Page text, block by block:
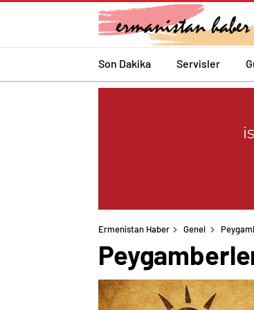
Son Dakika Servisler
Ermenistan Haber Genel